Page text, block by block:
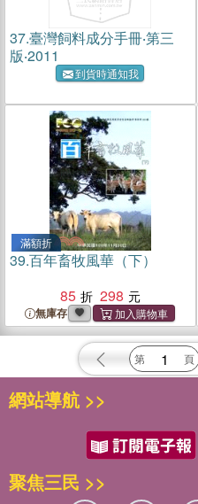
37.臺灣飼料成分手冊‧第三
版‧2011
到貨時通知我
滿額折
39.百年畜牧風華（下）
85
298
無庫存
網站導航 >>
聚焦三民 >>